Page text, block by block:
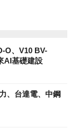
O、V10 BV-
AI基礎建設
、台達電、中鋼